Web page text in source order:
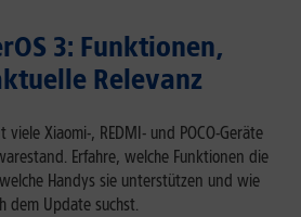
3: Funktionen,
Relevanz
Xiaomi-, REDMI- und POCO-Geräte
Erfahre, welche Funktionen die
Handys sie unterstützen und wie
dem Update suchst.